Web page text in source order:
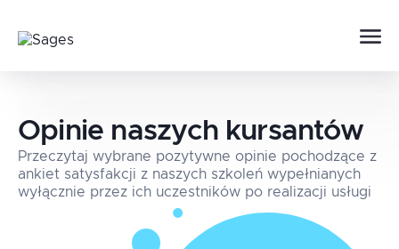
Opinie naszych kursantów
Przeczytaj wybrane pozytywne opinie pochodzące z
ankiet satysfakcji z naszych szkoleń wypełnianych
wyłącznie przez ich uczestników po realizacji usługi